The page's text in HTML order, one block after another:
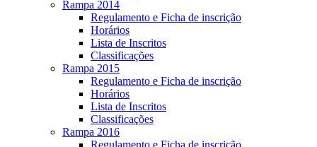
Rampa 2014
Regulamento e Ficha de inscrição
Horários
Lista de Inscritos
Classificações
Rampa 2015
Regulamento e Ficha de inscrição
Horários
Lista de Inscritos
Classificações
Rampa 2016
Regulamento e Ficha de inscrição